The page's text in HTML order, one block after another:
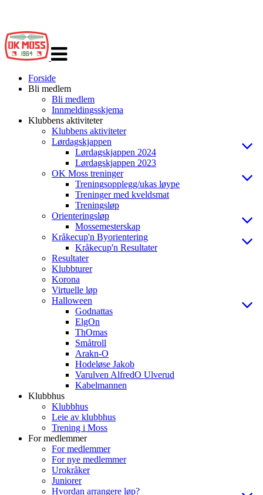
navigasjon
Forside
Bli medlem
Bli medlem
Innmeldingsskjema
Klubbens aktiviteter
Klubbens aktiviteter
Lørdagskjappen
Lørdagskjappen 2024
Lørdagskjappen 2023
OK Moss treninger
Treningsopplegg/ukas løype
Treninger med kveldsmat
Treningsløp
Orienteringsløp
Mossemesterskap
Kråkecup'n Byorientering
Kråkecup'n Resultater
Resultater
Klubbturer
Korona
Virtuelle løp
Halloween
Godnattas
ElgOn
ThOmas
Småtroll
Arakn-O
Hodeløse Jakob
Varulven AlfredO Ulverud
Kabelmannen
Klubbhus
Klubbhus
Leie av klubbhus
Trening i Moss
For medlemmer
For medlemmer
For nye medlemmer
Urokråker
Juniorer
Hvordan arrangere løp?